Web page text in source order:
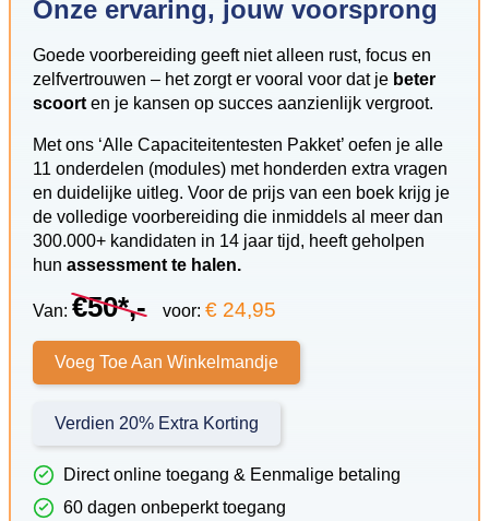
Onze ervaring, jouw voorsprong
Goede voorbereiding geeft niet alleen rust, focus en
zelfvertrouwen – het zorgt er vooral voor dat je beter
scoort en je kansen op succes aanzienlijk vergroot.
Met ons ‘Alle Capaciteitentesten Pakket’ oefen je alle
11 onderdelen (modules) met honderden extra vragen
en duidelijke uitleg. Voor de prijs van een boek krijg je
de volledige voorbereiding die inmiddels al meer dan
300.000+ kandidaten in 14 jaar tijd, heeft geholpen
hun assessment te halen.
Van: €50*,- voor: € 24,95
Voeg Toe Aan Winkelmandje
Verdien 20% Extra Korting
Direct online toegang & Eenmalige betaling
60 dagen onbeperkt toegang